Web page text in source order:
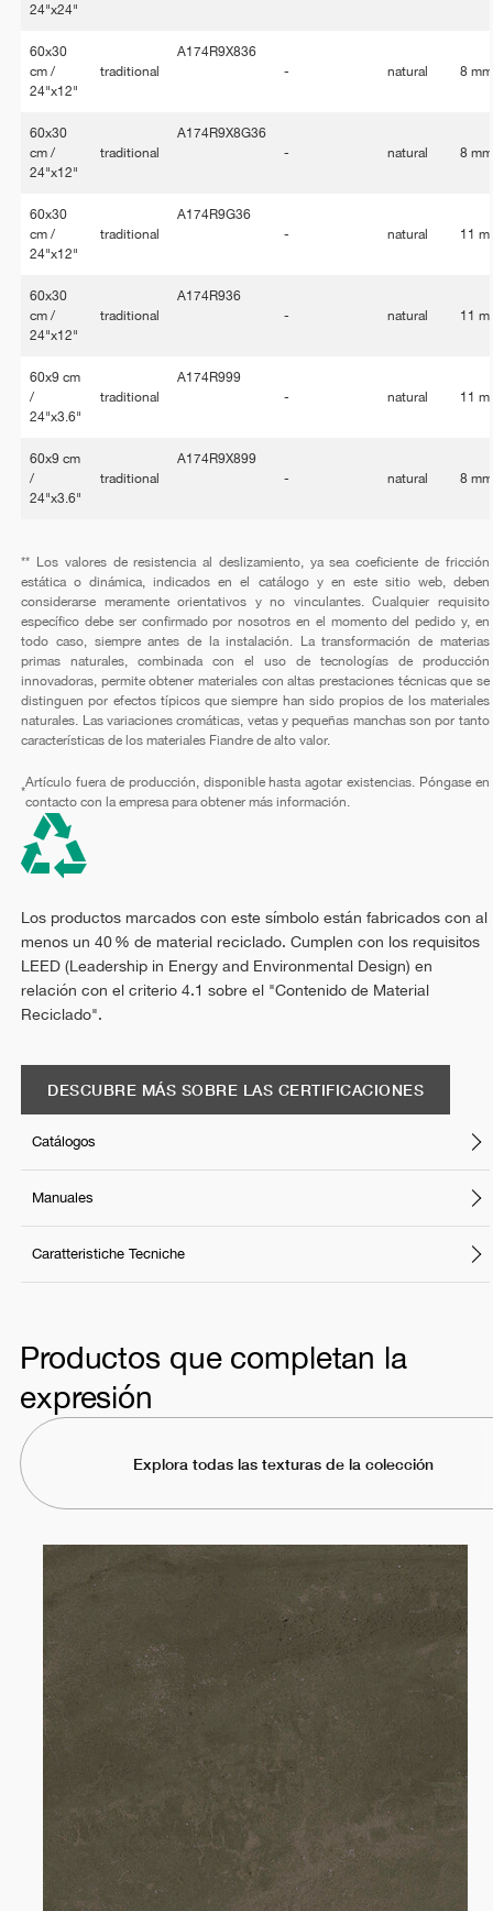
24"x24"
60x30
cm /
24"x12"
traditional
A174R9X836
-
natural 8 mm
60x30
cm /
24"x12"
traditional
A174R9X8G36
-
natural 8 mm
60x30
cm /
24"x12"
traditional
A174R9G36
-
natural 11
60x30
cm /
24"x12"
traditional
A174R936
-
natural 11
60x9 cm
/
24"x3.6"
traditional
A174R999
-
natural 11
60x9 cm
/
24"x3.6"
traditional
A174R9X899
-
natural 8 mm
** Los valores de resistencia al deslizamiento, ya sea coeficiente de fricción
estática o dinámica, indicados en el catálogo y en este sitio web, deben
considerarse meramente orientativos y no vinculantes. Cualquier requisito
específico debe ser confirmado por nosotros en el momento del pedido y, en
todo caso, siempre antes de la instalación. La transformación de materias
primas naturales, combinada con el uso de tecnologías de producción
innovadoras, permite obtener materiales con altas prestaciones técnicas que se
distinguen por efectos típicos que siempre han sido propios de los materiales
naturales. Las variaciones cromáticas, vetas y pequeñas manchas son por tanto
características de los materiales Fiandre de alto valor.
*
Artículo fuera de producción, disponible hasta agotar existencias. Póngase en
contacto con la empresa para obtener más información.
Los productos marcados con este símbolo están fabricados con al
menos un 40 % de material reciclado. Cumplen con los requisitos
LEED (Leadership in Energy and Environmental Design) en
relación con el criterio 4.1 sobre el "Contenido de Material
Reciclado".
DESCUBRE MÁS SOBRE LAS CERTIFICACIONES
Catálogos
Manuales
Caratteristiche Tecniche
Productos que completan la
expresión
Explora todas las texturas de la colección